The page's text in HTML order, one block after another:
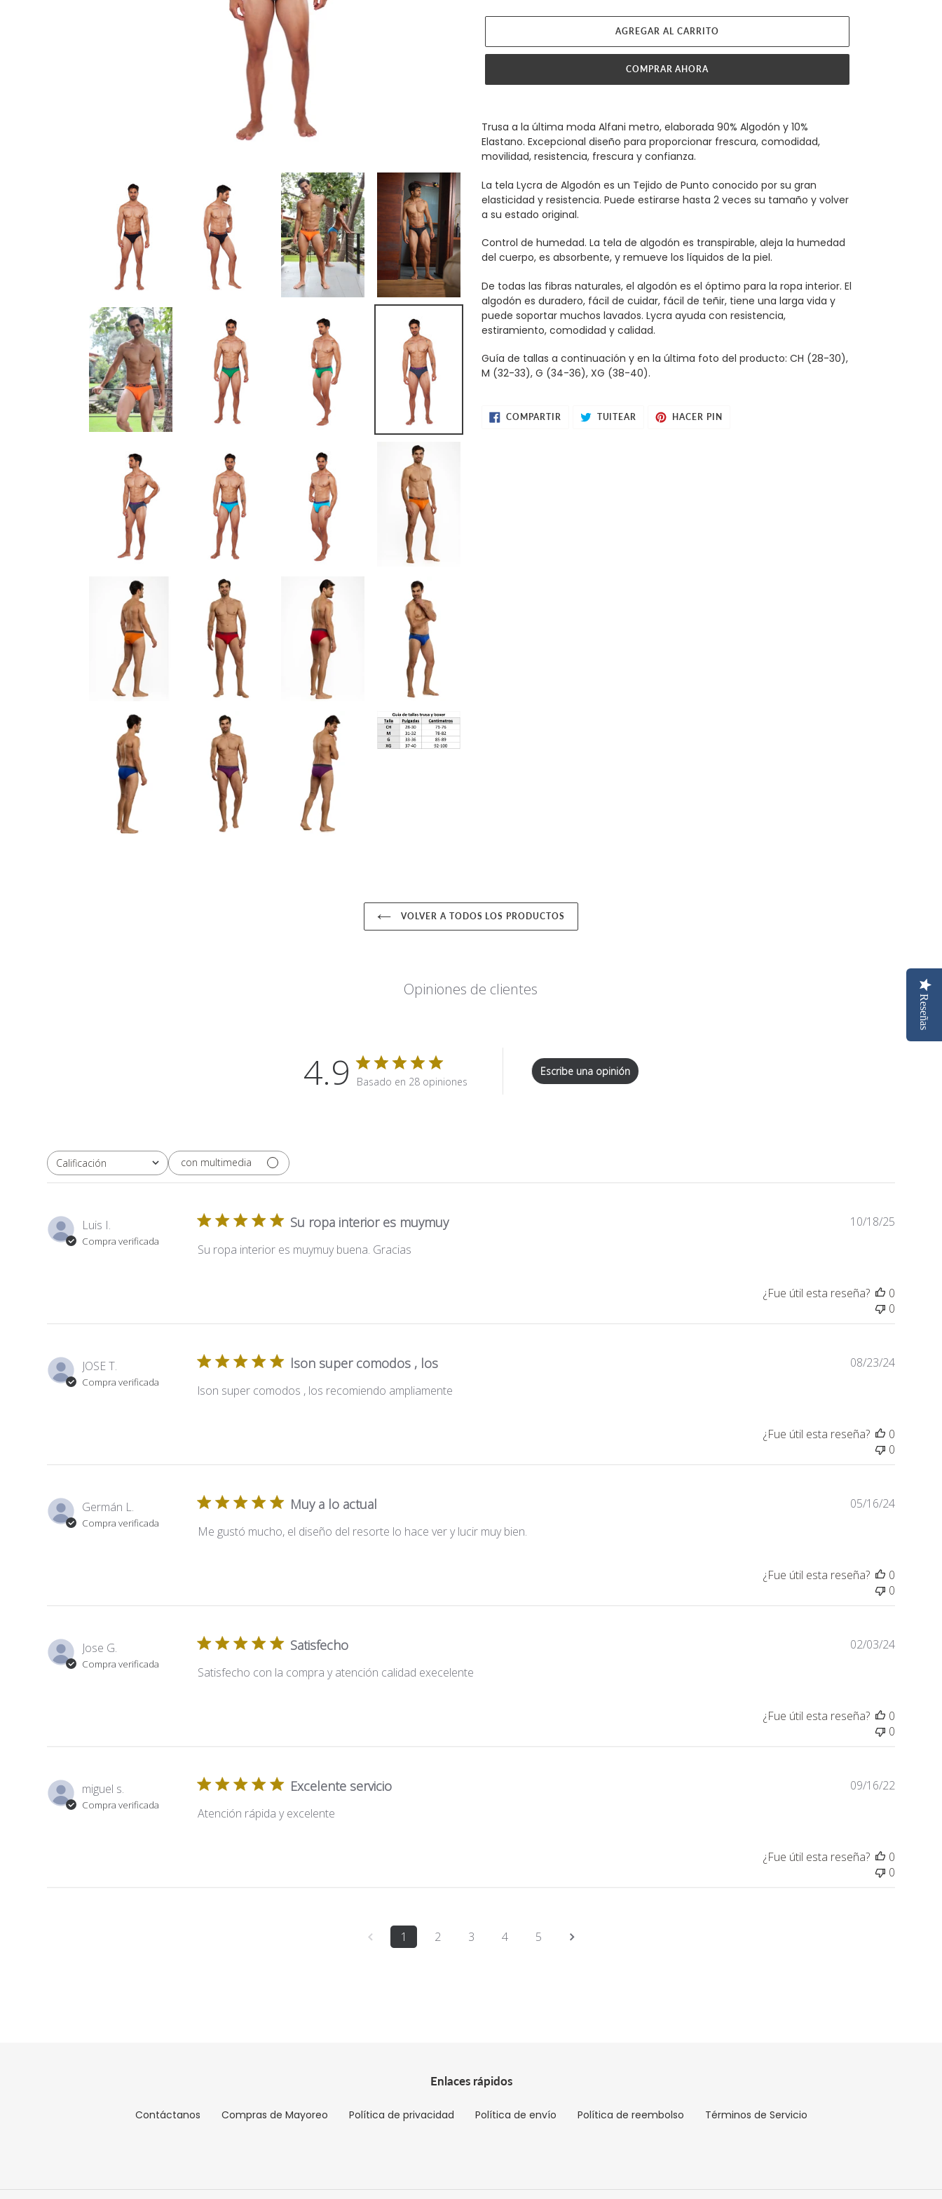
AGREGAR AL CARRITO
COMPRAR AHORA
el
producto
a
tu
carrito
de
compra
Trusa a la última moda Alfani metro, elaborada 90% Algodón y 10%
Elastano. Excepcional diseño para proporcionar frescura, comodidad,
movilidad, resistencia, frescura y confianza.
La tela Lycra de Algodón es un Tejido de Punto conocido por su gran
elasticidad y resistencia. Puede estirarse hasta 2 veces su tamaño y volver
a su estado original.
Control de humedad. La tela de algodón es transpirable, aleja la humedad
del cuerpo, es absorbente, y remueve los líquidos de la piel.
De todas las fibras naturales, el algodón es el óptimo para la ropa interior. El
algodón es duradero, fácil de cuidar, fácil de teñir, tiene una larga vida y
puede soportar muchos lavados. Lycra ayuda con resistencia,
estiramiento, comodidad y calidad.
Guía de tallas a continuación y en la última foto del producto: CH (28-30),
M (32-33), G (34-36), XG (38-40).
COMPARTIR COMPARTIR
EN
TUITEAR TUITEARHACER PINPINEAR
EN
VOLVER A TODOS LOS PRODUCTOS
Opiniones de clientes
4.9 Basado en 28 opiniones
Escribe una opinión
Calificación
Todas las clasificaciones con multimedia
Luis I.
Compra verificada
Su ropa interior es muymuy
Su ropa interior es muymuy buena. Gracias
Fecha
10/18/25
¿Fue útil esta reseña?
0
0
JOSE T.
Compra verificada
lson super comodos , los
lson super comodos , los recomiendo ampliamente
Fecha
08/23/24
¿Fue útil esta reseña?
0
0
Germán L.
Compra verificada
Muy a lo actual
Me gustó mucho, el diseño del resorte lo hace ver y lucir muy bien.
Fecha
05/16/24
¿Fue útil esta reseña?
0
0
Jose G.
Compra verificada
Satisfecho
Satisfecho con la compra y atención calidad execelente
Fecha
02/03/24
¿Fue útil esta reseña?
0
0
miguel s.
Compra verificada
Excelente servicio
Atención rápida y excelente
Fecha
09/16/22
¿Fue útil esta reseña?
0
0
1 2 3 4 5
Enlaces rápidos
Contáctanos Compras de Mayoreo Política de privacidad Política de envío Política de reembolso Términos de Servicio
Reseñas